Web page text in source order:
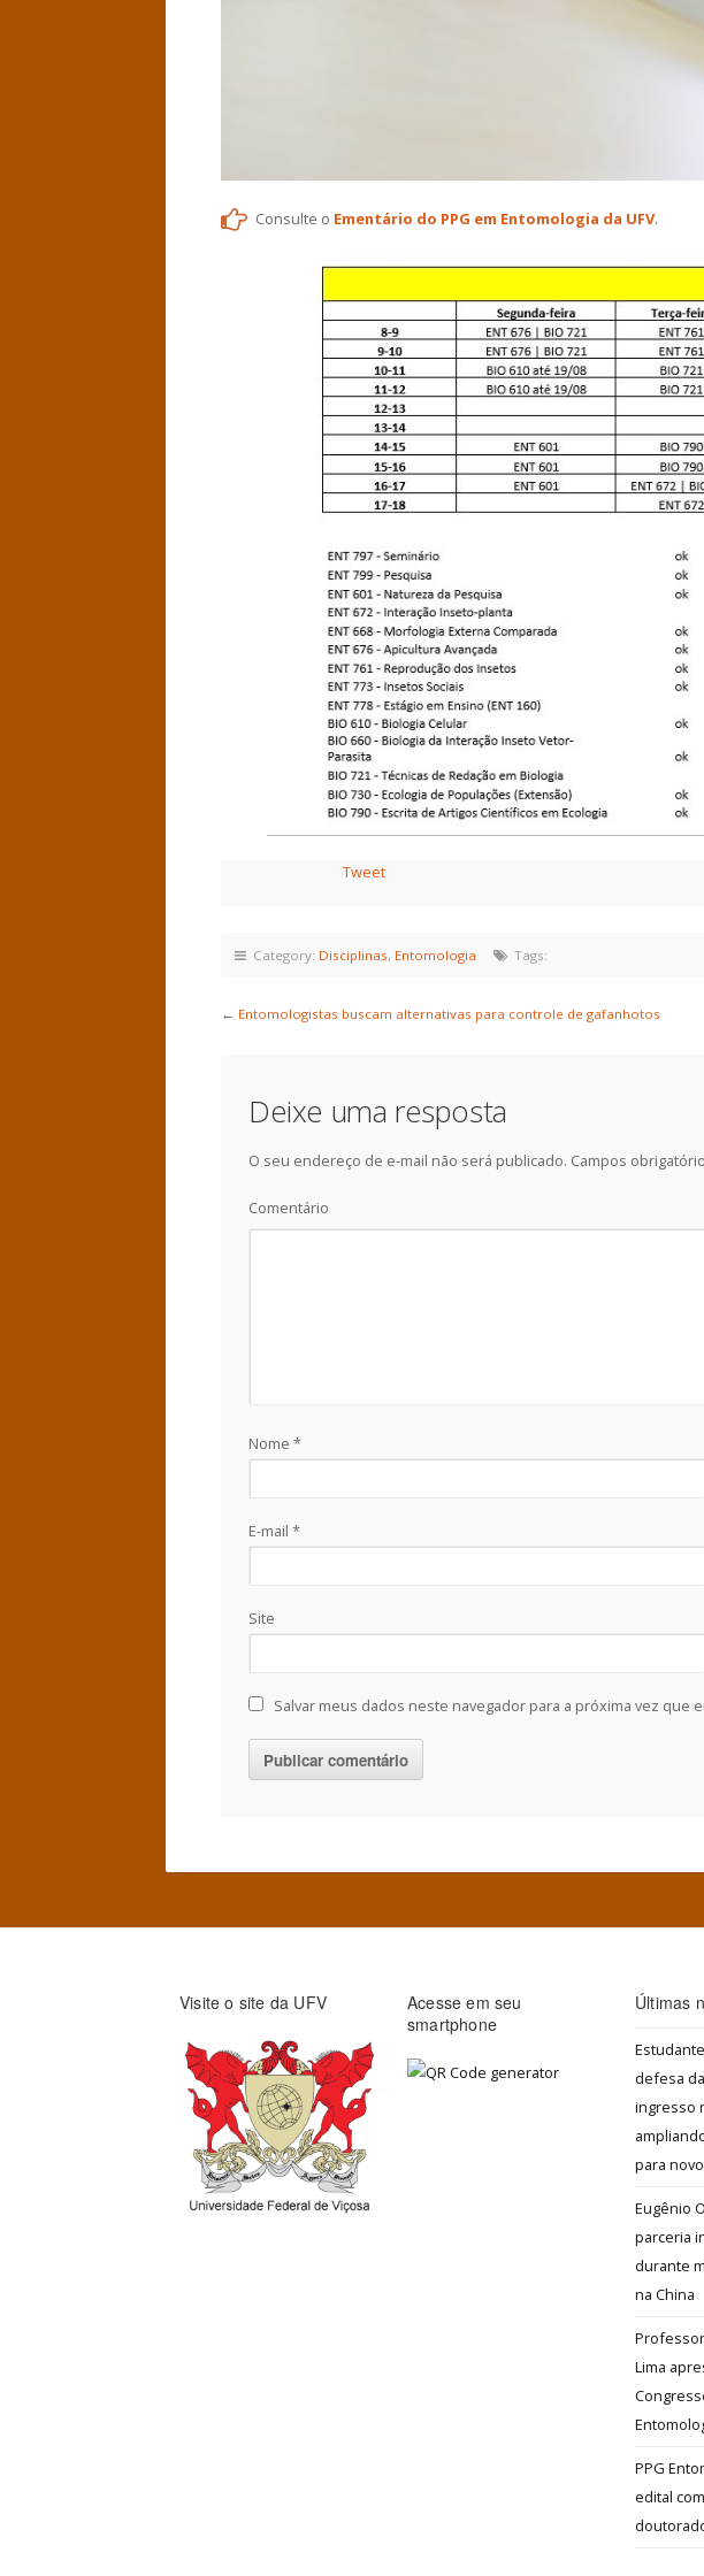
Consulte o Ementário do PPG em Entomologia da UFV.
Tweet
Category: Disciplinas, Entomologia Tags:
← Entomologistas buscam alternativas para controle de gafanhotos
Deixe uma resposta
O seu endereço de e-mail não será publicado. Campos
Comentário
Nome *
E-mail *
Site
Salvar meus dados neste navegador para a próxima vez que
Visite o site da UFV
Acesse em seu
smartphone
Últimas
defesa
ingresso
para
Eugênio
parceria
durante
na China
Lima
PPG
edital